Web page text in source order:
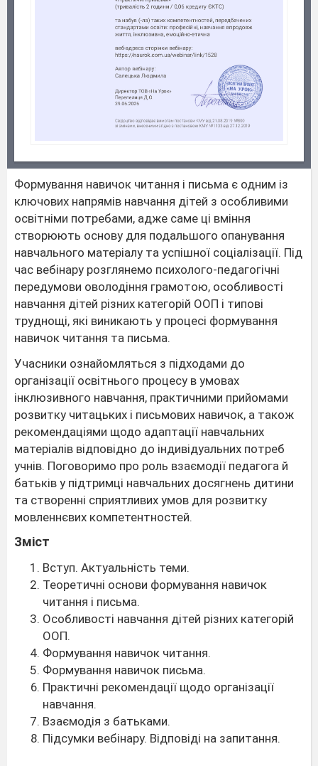
Формування навичок читання і письма є одним із
ключових напрямів навчання дітей з особливими
освітніми потребами, адже саме ці вміння
створюють основу для подальшого опанування
навчального матеріалу та успішної соціалізації. Під
час вебінару розглянемо психолого-педагогічні
передумови оволодіння грамотою, особливості
навчання дітей різних категорій ООП і типові
труднощі, які виникають у процесі формування
навичок читання та письма.
Учасники ознайомляться з підходами до
організації освітнього процесу в умовах
інклюзивного навчання, практичними прийомами
розвитку читацьких і письмових навичок, а також
рекомендаціями щодо адаптації навчальних
матеріалів відповідно до індивідуальних потреб
учнів. Поговоримо про роль взаємодії педагога й
батьків у підтримці навчальних досягнень дитини
та створенні сприятливих умов для розвитку
мовленнєвих компетентностей.
Зміст
Вступ. Актуальність теми.
Теоретичні основи формування навичок
читання і письма.
Особливості навчання дітей різних категорій
ООП.
Формування навичок читання.
Формування навичок письма.
Практичні рекомендації щодо організації
навчання.
Взаємодія з батьками.
Підсумки вебінару. Відповіді на запитання.